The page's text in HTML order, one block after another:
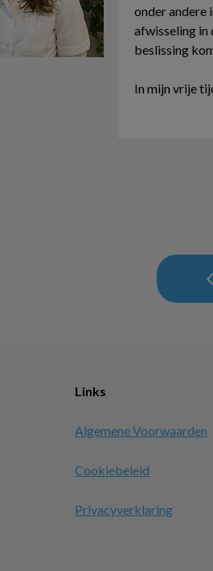
onder andere
afwisseling in
beslissing
In mijn vrije
Links
Algemene Voorwaarden
Cookiebeleid
Privacyverklaring